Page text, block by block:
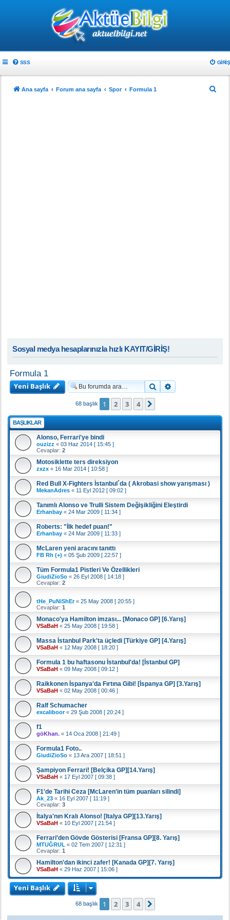
SSS GIRIŞ
Ana sayfa Forum ana sayfa Spor Formula 1
Sosyal medya hesaplarınızla hızlı KAYIT/GİRİŞ!
Formula 1
Yeni Başlık
Ara
68 başlık 1 2 3 4
BAŞLIKLAR
Alonso, Ferrari'ye bindi
ouzizz « 03 Haz 2014 [ 15:45 ]
Cevaplar: 2
Motosiklette ters direksiyon
zxzx « 16 Mar 2014 [ 10:58 ]
Red Bull X-Fighters İstanbul´da ( Akrobasi show yarışması )
MekanAdres « 11 Eyl 2012 [ 09:02 ]
Tanımlı Alonso ve Trulli Sistem Değişikliğini Eleştirdi
Erhanbay « 24 Mar 2009 [ 11:34 ]
Roberts: "İlk hedef puan!"
Erhanbay « 24 Mar 2009 [ 11:33 ]
McLaren yeni aracını tanıttı
FB Rh (+) « 05 Şub 2009 [ 22:57 ]
Tüm Formula1 Pistleri Ve Özellikleri
GiudiZioSo « 26 Eyl 2008 [ 14:18 ]
Cevaplar: 2
tHe_PuNiShEr« 25 May 2008 [ 20:55 ]
Cevaplar: 1
Monaco'ya Hamilton imzası... [Monaco GP] [6.Yarış]
VSaBaH « 25 May 2008 [ 19:58 ]
Massa İstanbul Park'ta üçledi [Türkiye GP] [4.Yarış]
VSaBaH « 12 May 2008 [ 18:20 ]
Formula 1 bu haftasonu İstanbul'da! [İstanbul GP]
VSaBaH « 09 May 2008 [ 09:12 ]
Raikkonen İspanya'da Fırtına Gibi! [İspanya GP] [3.Yarış]
VSaBaH « 02 May 2008 [ 00:46 ]
Ralf Schumacher
excaliboor« 29 Şub 2008 [ 20:24 ]
f1
göKhan. « 14 Oca 2008 [ 21:49 ]
Formula1 Foto..
GiudiZioSo « 13 Ara 2007 [ 18:51 ]
Şampiyon Ferrari! [Belçika GP][14.Yarış]
VSaBaH « 17 Eyl 2007 [ 09:38 ]
F1'de Tarihi Ceza [McLaren'in tüm puanları silindi]
Ak_23 « 16 Eyl 2007 [ 11:19 ]
Cevaplar: 3
İtalya'nın Kralı Alonso! [Italya GP][13.Yarış]
VSaBaH « 10 Eyl 2007 [ 21:54 ]
Ferrari'den Gövde Gösterisi [Fransa GP][8. Yarış]
MTUĞRUL « 02 Tem 2007 [ 12:31 ]
Cevaplar: 1
Hamilton'dan ikinci zafer! [Kanada GP][7. Yarış]
VSaBaH « 29 Haz 2007 [ 15:06 ]
Yeni Başlık
68 başlık 1 2 3 4